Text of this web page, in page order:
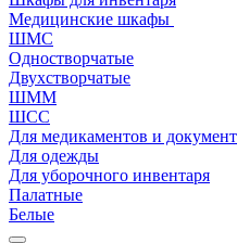
Медицинские шкафы
ШМС
Одностворчатые
Двухстворчатые
ШММ
ШСС
Для медикаментов и
Для одежды
Для уборочного инвентаря
Палатные
Белые